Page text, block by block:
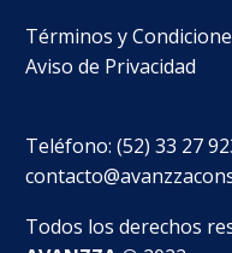
Términos y
Aviso de Privacidad
Teléfono: (52) 33 27
Todos los derechos